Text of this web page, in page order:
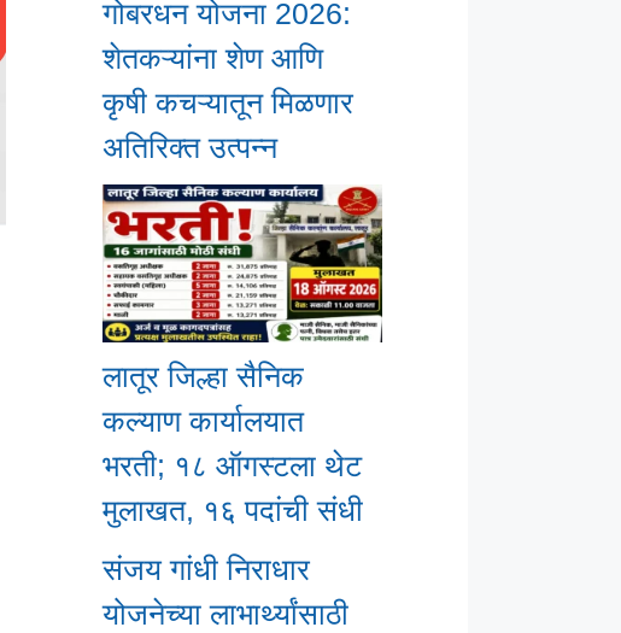
गोबरधन योजना 2026:
शेतकऱ्यांना शेण आणि
कृषी कचऱ्यातून मिळणार
अतिरिक्त उत्पन्न
लातूर जिल्हा सैनिक
कल्याण कार्यालयात
भरती; १८ ऑगस्टला थेट
मुलाखत, १६ पदांची संधी
संजय गांधी निराधार
योजनेच्या लाभार्थ्यांसाठी